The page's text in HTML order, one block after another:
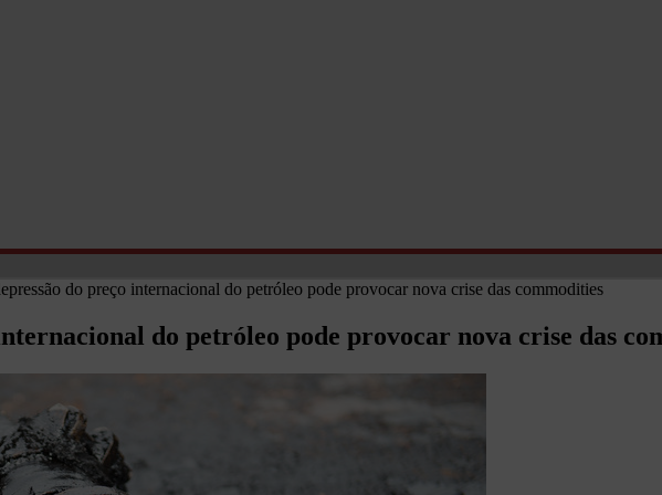
do preço internacional do petróleo pode provocar nova crise das commodities
do petróleo pode provocar nova crise das